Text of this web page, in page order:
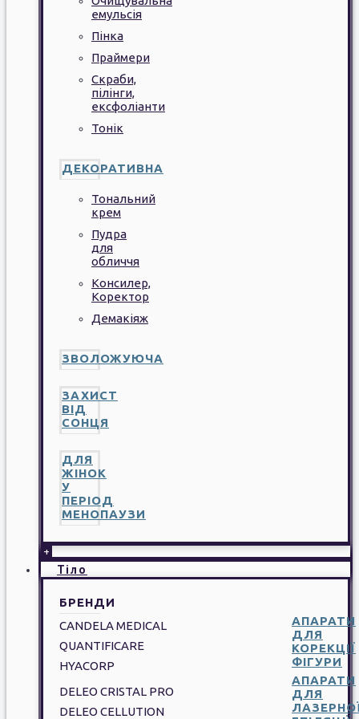
емульсія
Пінка
Праймери
Скраби,
пілінги,
ексфоліанти
Тонік
ДЕКОРАТИВНА
Тональний
крем
Пудра
для
обличчя
Консилер,
Коректор
Демакіяж
ЗВОЛОЖУЮЧА
ЗАХИСТ
ВІД
СОНЦЯ
ДЛЯ
ЖІНОК
У
ПЕРІОД
МЕНОПАУЗИ
+
Тіло
БРЕНДИ
CANDELA MEDICAL
QUANTIFICARE
HYACORP
АПАРАТИ
ДЛЯ
КОРЕКЦІЇ
ФІГУРИ
DELEO CRISTAL PRO
DELEO CELLUTION
АПАРАТИ
ДЛЯ